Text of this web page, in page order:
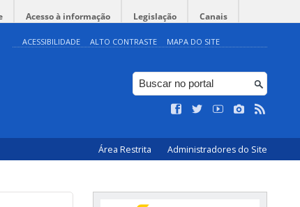
Acesso à informação Legislação Canais
ACESSIBILIDADE ALTO CONTRASTE MAPA DO SITE
Área Restrita Administradores do Site